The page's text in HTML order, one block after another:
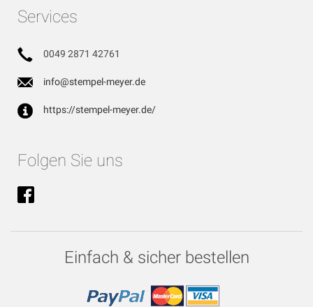
Services
0049 2871 42761
info@stempel-meyer.de
https://stempel-meyer.de/
Folgen Sie uns
Einfach & sicher bestellen